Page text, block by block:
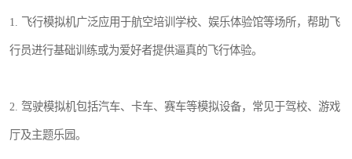
1. 飞行模拟机广泛应用于航空培训学校、娱乐体验馆等场所，帮助飞
行员进行基础训练或为爱好者提供逼真的飞行体验。
2. 驾驶模拟机包括汽车、卡车、赛车等模拟设备，常见于驾校、游戏
厅及主题乐园。